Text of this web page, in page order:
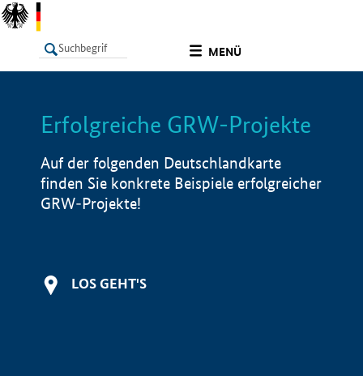
MENÜ
LISTE Info
Erfolgreiche GRW-Projekte
Auf der folgenden Deutschlandkarte
finden Sie konkrete Beispiele erfolgreicher
GRW-Projekte!
LOS GEHT'S